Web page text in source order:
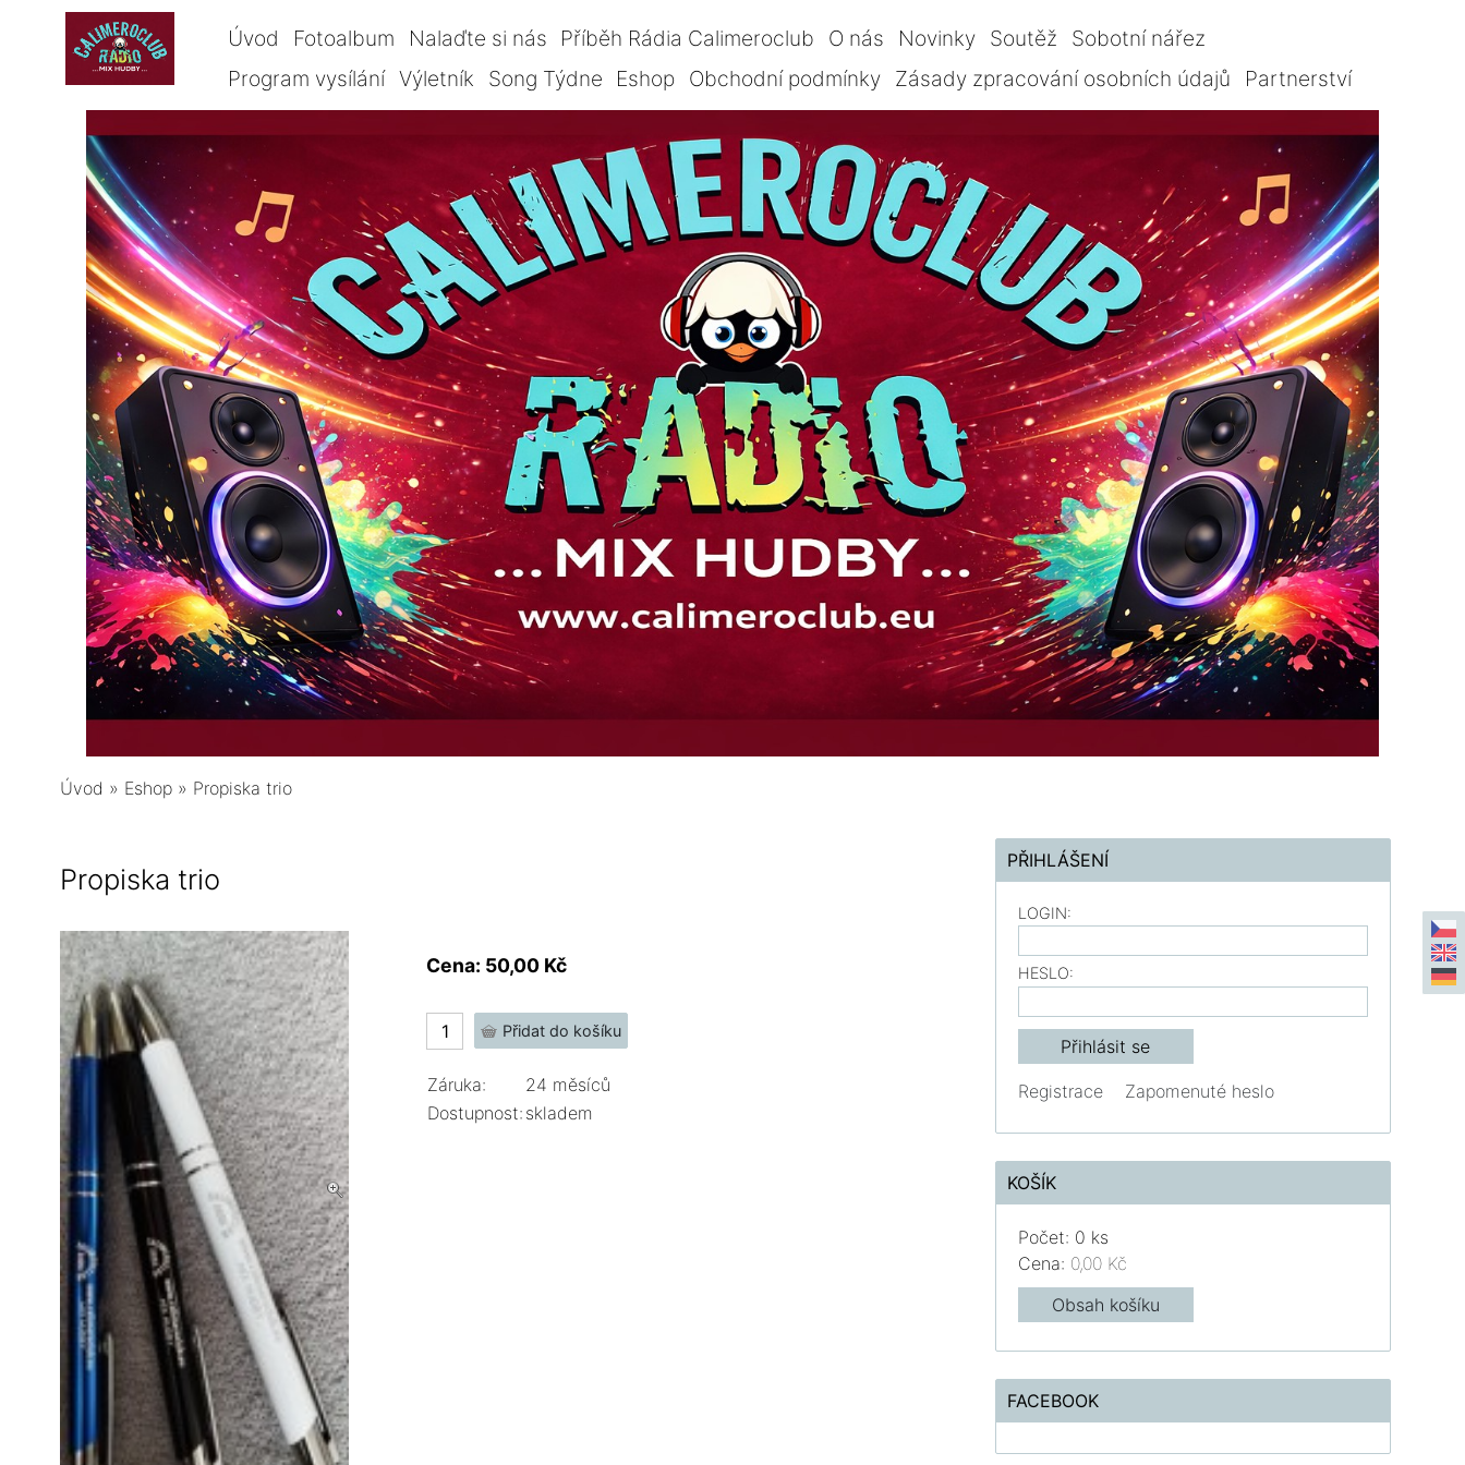
Úvod Fotoalbum Nalaďte si nás Příběh Rádia Calimeroclub O nás Novinky Soutěž
Sobotní nářez
Program vysílání Výletník Song Týdne Eshop Obchodní podmínky Zásady zpracování osobních údajů Partnerství
Úvod » Eshop » Propiska trio
Propiska trio
Cena: 50,00 Kč
Záruka:
24 měsíců
Dostupnost: skladem
PŘIHLÁŠENÍ
LOGIN:
HESLO:
Registrace Zapomenuté heslo
KOŠÍK
Počet: 0 ks
Cena: 0,00 Kč
Obsah košíku
FACEBOOK